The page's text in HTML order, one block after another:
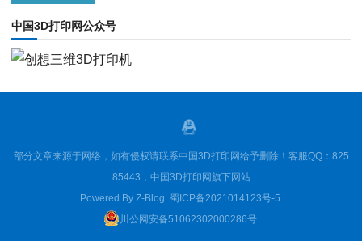
中国3D打印网公众号
部分文章来源于网络，如有侵权请联系中国3D打印网给予删除！客服QQ：825
85443，中国3D打印网旗下网站
Powered By Z-Blog 蜀ICP备2021014123号-5
川公网安备51062302000286号.